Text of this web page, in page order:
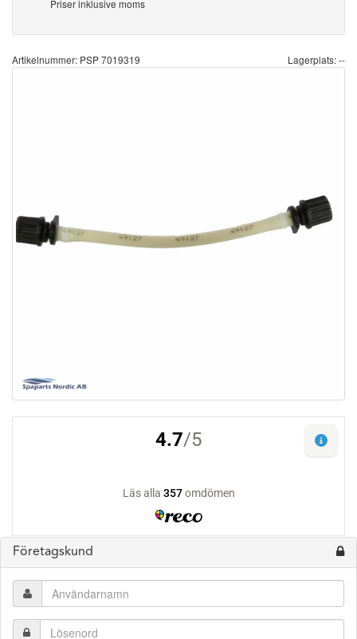
Priser inklusive moms
Artikelnummer: PSP 7019319 Lagerplats: --
Företagskund